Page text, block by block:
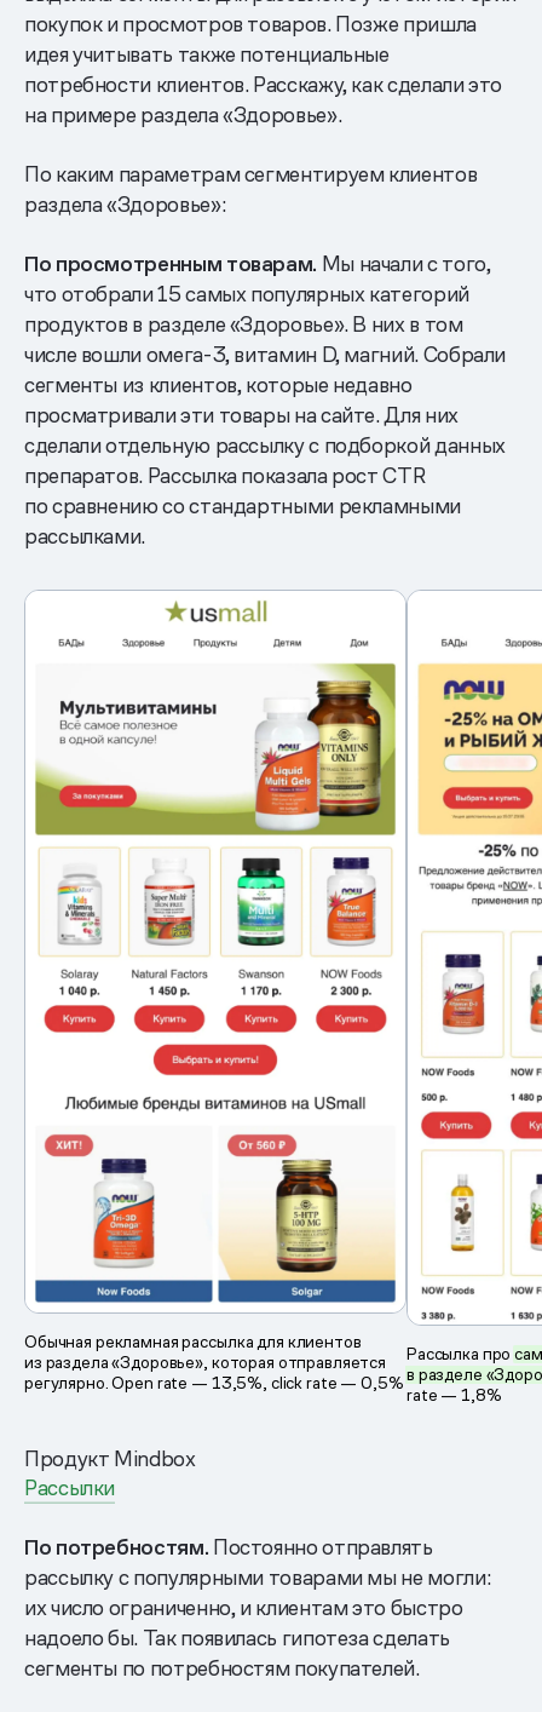
покупок и просмотров товаров. Позже пришла
идея учитывать также потенциальные
потребности клиентов. Расскажу, как сделали это
на примере раздела «Здоровье».
По каким параметрам сегментируем клиентов
раздела «Здоровье»:
По просмотренным товарам. Мы начали с того,
что отобрали 15 самых популярных категорий
продуктов в разделе «Здоровье». В них в том
числе вошли омега-3, витамин D, магний. Собрали
сегменты из клиентов, которые недавно
просматривали эти товары на сайте. Для них
сделали отдельную рассылку с подборкой данных
препаратов. Рассылка показала рост CTR
по сравнению со стандартными рекламными
рассылками.
Обычная рекламная рассылка для клиентов
из раздела «Здоровье», которая отправляется
регулярно. Open rate — 13,5%, click rate — 0,5%
Рассылка про
в разделе
rate — 1,8%
Продукт Mindbox
Рассылки
По потребностям. Постоянно отправлять
рассылку с популярными товарами мы не могли:
их число ограниченно, и клиентам это быстро
надоело бы. Так появилась гипотеза сделать
сегменты по потребностям покупателей.